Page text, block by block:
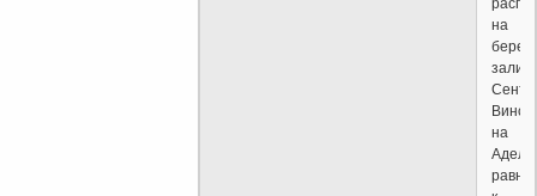
на
берегу
Сент-
на